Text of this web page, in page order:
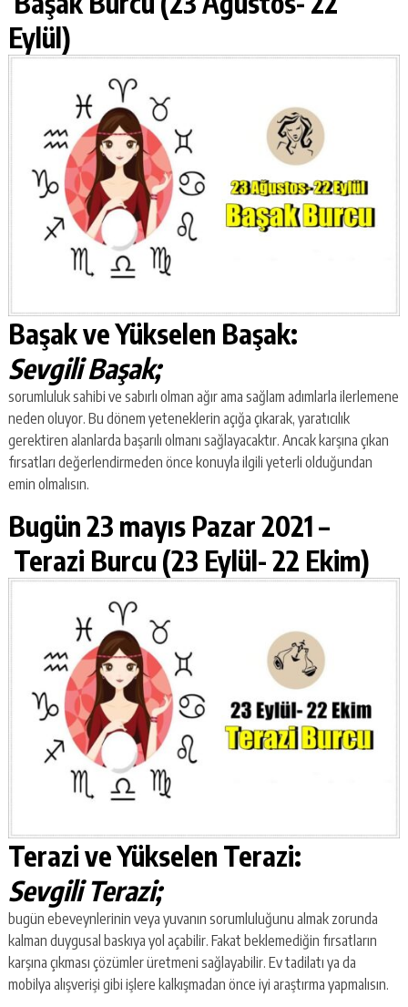
Eylül)
Başak ve Yükselen Başak:
Sevgili Başak;
sorumluluk sahibi ve sabırlı olman ağır ama sağlam adımlarla ilerlemene
neden oluyor. Bu dönem yeteneklerin açığa çıkarak, yaratıcılık
gerektiren alanlarda başarılı olmanı sağlayacaktır. Ancak karşına çıkan
fırsatları değerlendirmeden önce konuyla ilgili yeterli olduğundan
emin olmalısın.
Bugün 23 mayıs Pazar 2021 –
Terazi Burcu (23 Eylül- 22 Ekim)
Terazi ve Yükselen Terazi:
Sevgili Terazi;
bugün ebeveynlerinin veya yuvanın sorumluluğunu almak zorunda
kalman duygusal baskıya yol açabilir. Fakat beklemediğin fırsatların
karşına çıkması çözümler üretmeni sağlayabilir. Ev tadilatı ya da
mobilya alışverişi gibi işlere kalkışmadan önce iyi araştırma yapmalısın.